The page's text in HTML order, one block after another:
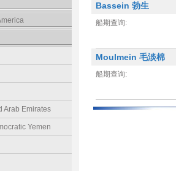
Arab Emirates
Yemen
Bassein 勃生
船期查询:
Moulmein 毛淡棉
船期查询: